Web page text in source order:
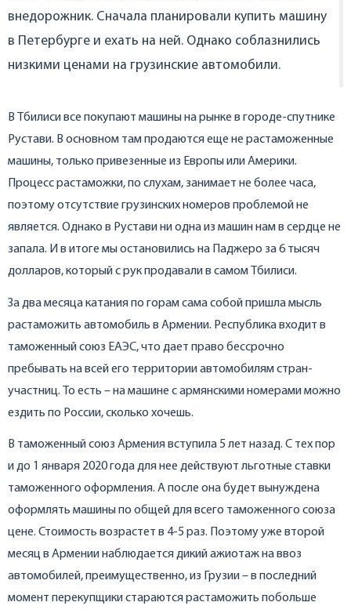
внедорожник. Сначала планировали купить машину
в Петербурге и ехать на ней. Однако соблазнились
низкими ценами на грузинские автомобили.
В Тбилиси все покупают машины на рынке в городе-спутнике
Рустави. В основном там продаются еще не растаможенные
машины, только привезенные из Европы или Америки.
Процесс растаможки, по слухам, занимает не более часа,
поэтому отсутствие грузинских номеров проблемой не
является. Однако в Рустави ни одна из машин нам в сердце не
запала. И в итоге мы остановились на Паджеро за 6 тысяч
долларов, который с рук продавали в самом Тбилиси.
За два месяца катания по горам сама собой пришла мысль
растаможить автомобиль в Армении. Республика входит в
таможенный союз ЕАЭС, что дает право бессрочно
пребывать на всей его территории автомобилям стран-
участниц. То есть – на машине с армянскими номерами можно
ездить по России, сколько хочешь.
В таможенный союз Армения вступила 5 лет назад. С тех пор
и до 1 января 2020 года для нее действуют льготные ставки
таможенного оформления. А после она будет вынуждена
оформлять машины по общей для всего таможенного союза
цене. Стоимость возрастет в 4-5 раз. Поэтому уже второй
месяц в Армении наблюдается дикий ажиотаж на ввоз
автомобилей, преимущественно, из Грузии – в последний
момент перекупщики стараются растаможить побольше